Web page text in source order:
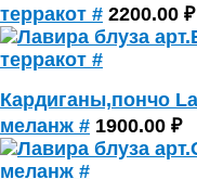
терракот # 2200.00 ₽
Кардиганы,пончо
меланж # 1900.00 ₽